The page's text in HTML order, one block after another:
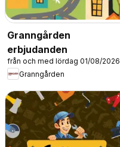
Granngården
erbjudanden
från och med lördag 01/08/2026
Granngården